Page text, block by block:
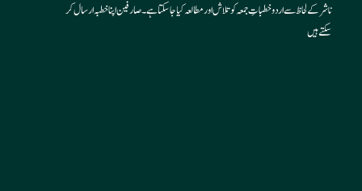
ناشر کے لحاظ سے اردو خطباتِ جمعہ کو تلاش اور مطالعہ کیا جا سکتا ہے۔ صارفین اپنا خطبہ ارسال کر
سکتے ہیں